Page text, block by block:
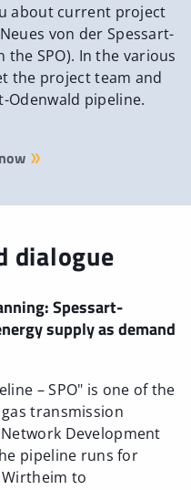
about current project
von der Spessart-
the SPO). In the various
the project team and
Odenwald pipeline.
dialogue
Spessart-
supply as demand
– SPO" is one of the
transmission
Development
pipeline runs for
to